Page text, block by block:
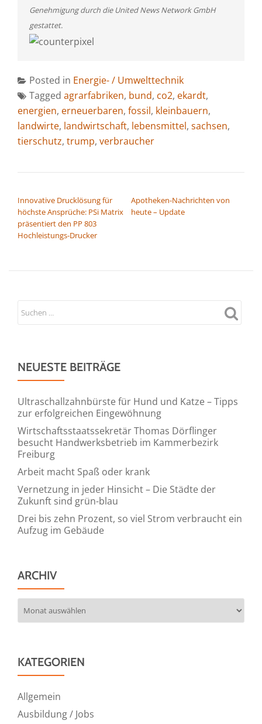
Genehmigung durch die United News Network GmbH
gestattet.
Posted in Energie- / Umwelttechnik
Tagged agrarfabriken, bund, co2, ekardt,
energien, erneuerbaren, fossil, kleinbauern,
landwirte, landwirtschaft, lebensmittel, sachsen,
tierschutz, trump, verbraucher
Innovative Drucklösung für
höchste Ansprüche: PSi Matrix
präsentiert den PP 803
Hochleistungs-Drucker
Apotheken-Nachrichten von
heute – Update
NEUESTE BEITRÄGE
Ultraschallzahnbürste für Hund und Katze – Tipps
zur erfolgreichen Eingewöhnung
Wirtschaftsstaatssekretär Thomas Dörflinger
besucht Handwerksbetrieb im Kammerbezirk
Freiburg
Arbeit macht Spaß oder krank
Vernetzung in jeder Hinsicht – Die Städte der
Zukunft sind grün-blau
Drei bis zehn Prozent, so viel Strom verbraucht ein
Aufzug im Gebäude
ARCHIV
KATEGORIEN
Allgemein
Ausbildung / Jobs